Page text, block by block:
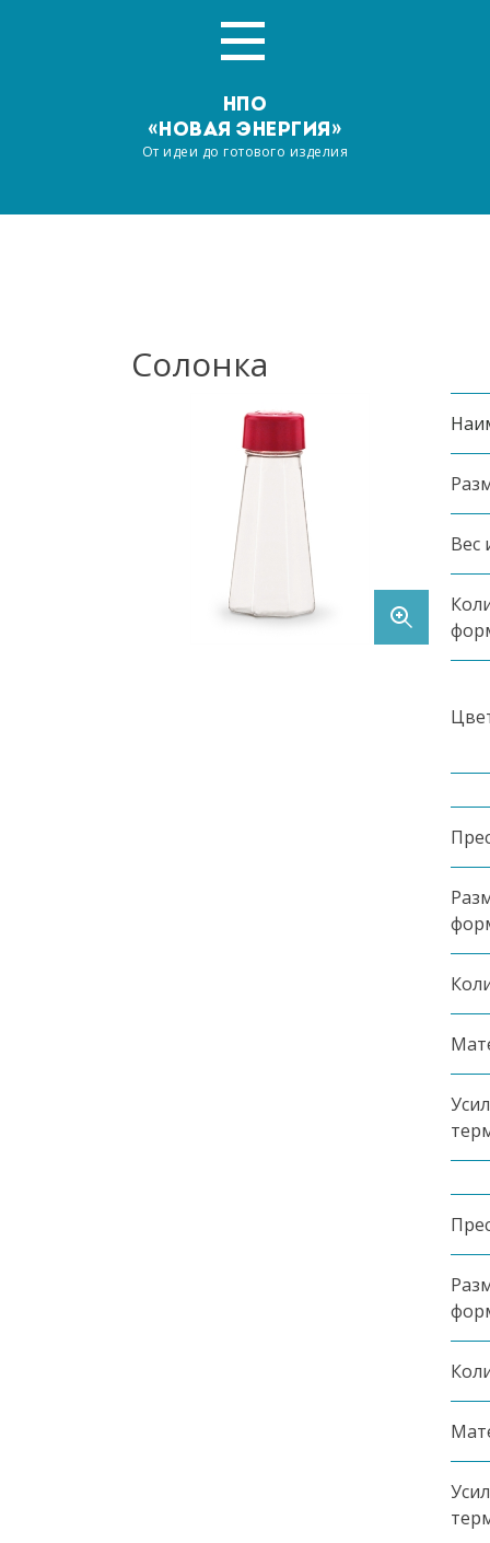
НПО
«НОВАЯ ЭНЕРГИЯ»
От идеи до готового изделия
Услуги
Производство
Наша продукция
Контакты
Солонка
Вес